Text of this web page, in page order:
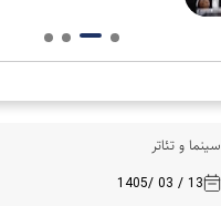
سینما و تئاتر
13 / 03 /1405